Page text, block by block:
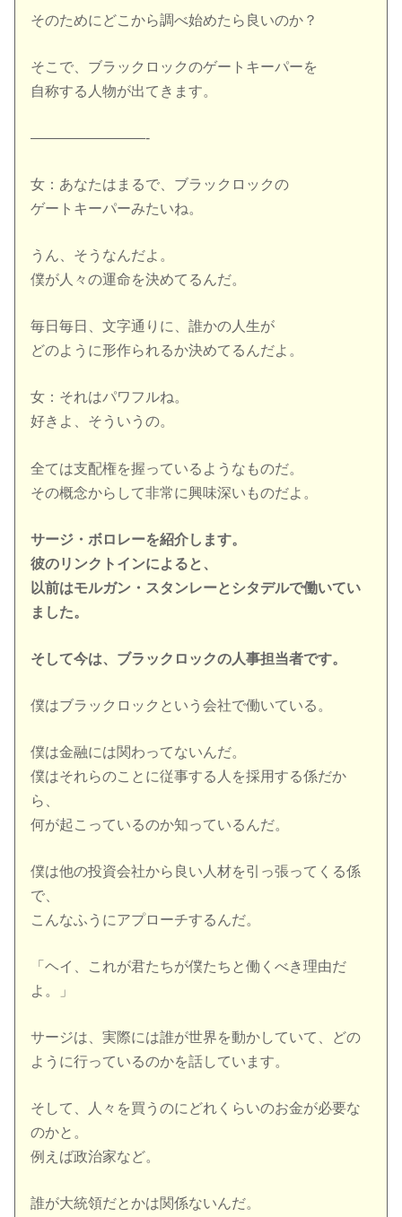
そのためにどこから調べ始めたら良いのか？
そこで、ブラックロックのゲートキーパーを
自称する人物が出てきます。
————————-
女：あなたはまるで、ブラックロックの
ゲートキーパーみたいね。
うん、そうなんだよ。
僕が人々の運命を決めてるんだ。
毎日毎日、文字通りに、誰かの人生が
どのように形作られるか決めてるんだよ。
女：それはパワフルね。
好きよ、そういうの。
全ては支配権を握っているようなものだ。
その概念からして非常に興味深いものだよ。
サージ・ボロレーを紹介します。
彼のリンクトインによると、
以前はモルガン・スタンレーとシタデルで働いてい
ました。
そして今は、ブラックロックの人事担当者です。
僕はブラックロックという会社で働いている。
僕は金融には関わってないんだ。
僕はそれらのことに従事する人を採用する係だか
ら、
何が起こっているのか知っているんだ。
僕は他の投資会社から良い人材を引っ張ってくる係
で、
こんなふうにアプローチするんだ。
「ヘイ、これが君たちが僕たちと働くべき理由だ
よ。」
サージは、実際には誰が世界を動かしていて、どの
ように行っているのかを話しています。
そして、人々を買うのにどれくらいのお金が必要な
のかと。
例えば政治家など。
誰が大統領だとかは関係ないんだ。